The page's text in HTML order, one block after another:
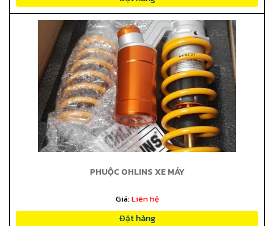
PHUỘC OHLINS XE MÁY
Giá:Liên hệ
Đặt hàng